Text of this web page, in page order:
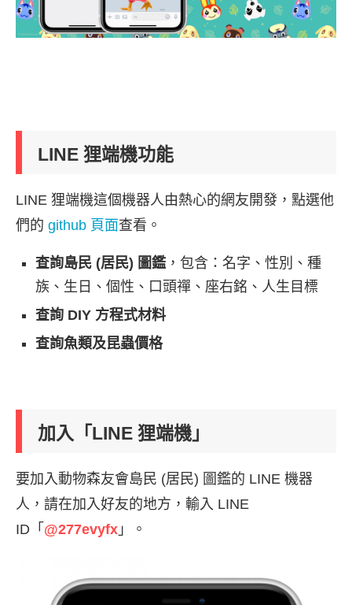
LINE 狸端機功能
LINE 狸端機這個機器人由熱心的網友開發，點選他
們的 github 頁面查看。
查詢島民 (居民) 圖鑑 ，包含：名字、性別、種
族、生日、個性、口頭禪、座右銘、人生目標
查詢 DIY 方程式材料
查詢魚類及昆蟲價格
加入「LINE 狸端機」
要加入動物森友會島民 (居民) 圖鑑的 LINE 機器
人，請在加入好友的地方，輸入 LINE
ID「 @277evyfx 」。